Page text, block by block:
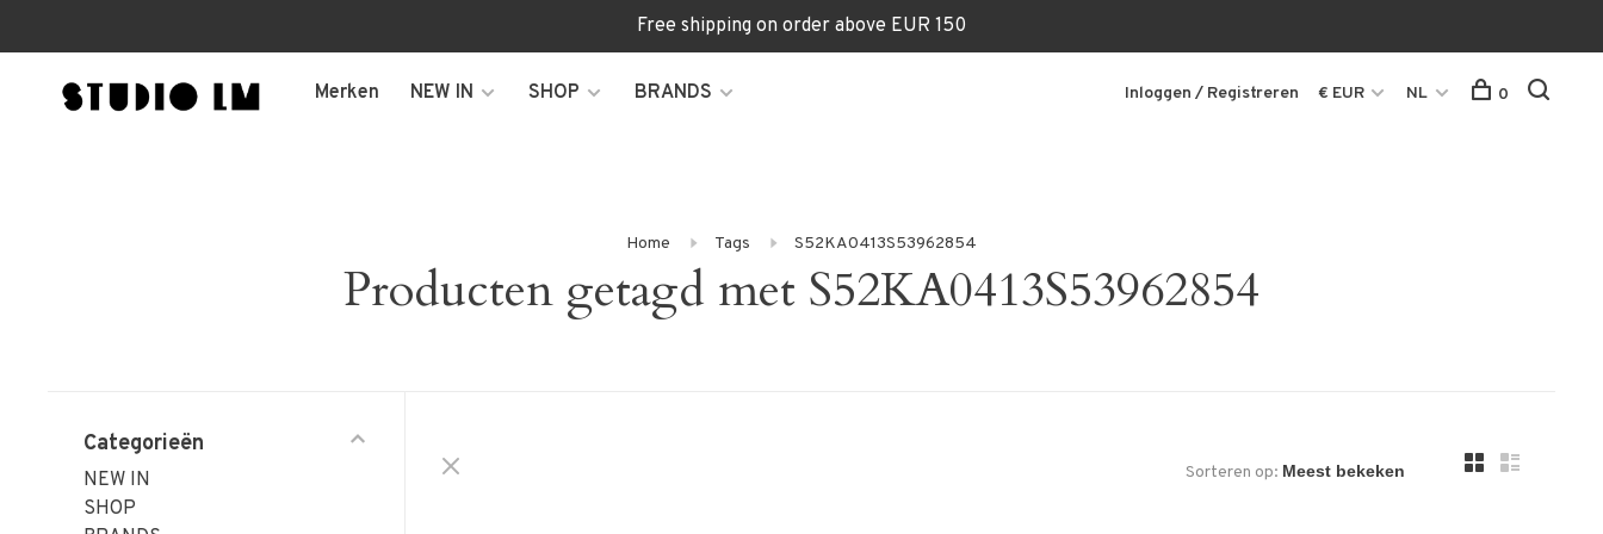
Free shipping on order above EUR 150
Merken NEW IN SHOP BRANDS Inloggen / Registreren € EUR NL 0
Home Tags S52KA0413S53962854
Producten getagd met S52KA0413S53962854
Categorieën
NEW IN
SHOP
Sorteren op: